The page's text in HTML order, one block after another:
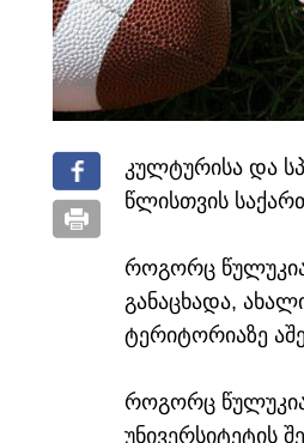
კულტურისა და
წლისთვის
როგორც
განაცხადა,
ტერიტორიაზე
როგორც
უნივერსიტეტის